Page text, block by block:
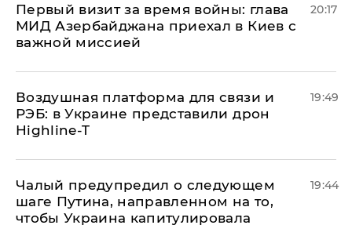
Первый визит за время войны: глава
МИД Азербайджана приехал в Киев с
важной миссией
20:17
Воздушная платформа для связи и
РЭБ: в Украине представили дрон
Highline-T
19:49
Чалый предупредил о следующем
шаге Путина, направленном на то,
чтобы Украина капитулировала
19:44